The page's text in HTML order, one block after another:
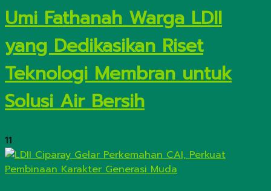
Umi Fathanah Warga LDII
yang Dedikasikan Riset
Teknologi Membran untuk
Solusi Air Bersih
11